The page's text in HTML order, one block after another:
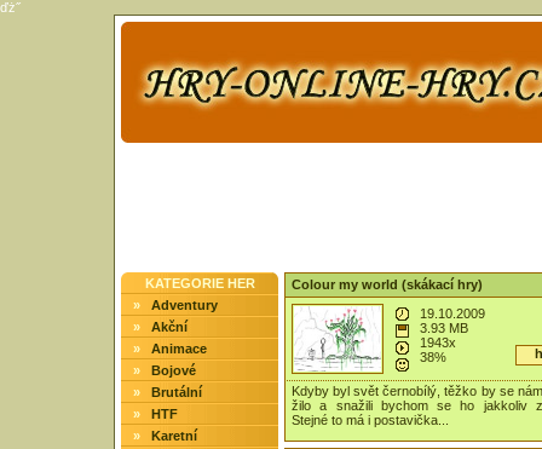
ďż˝
KATEGORIE HER
» Adventury
» Akční
» Animace
» Bojové
» Brutální
» HTF
» Karetní
Colour my world (skákací hry)
19.10.2009
3.93 MB
1943x
38%
Kdyby byl svět černobílý, těžko by se
žilo a snažili bychom se ho jakkoliv
Stejné to má i postavička...